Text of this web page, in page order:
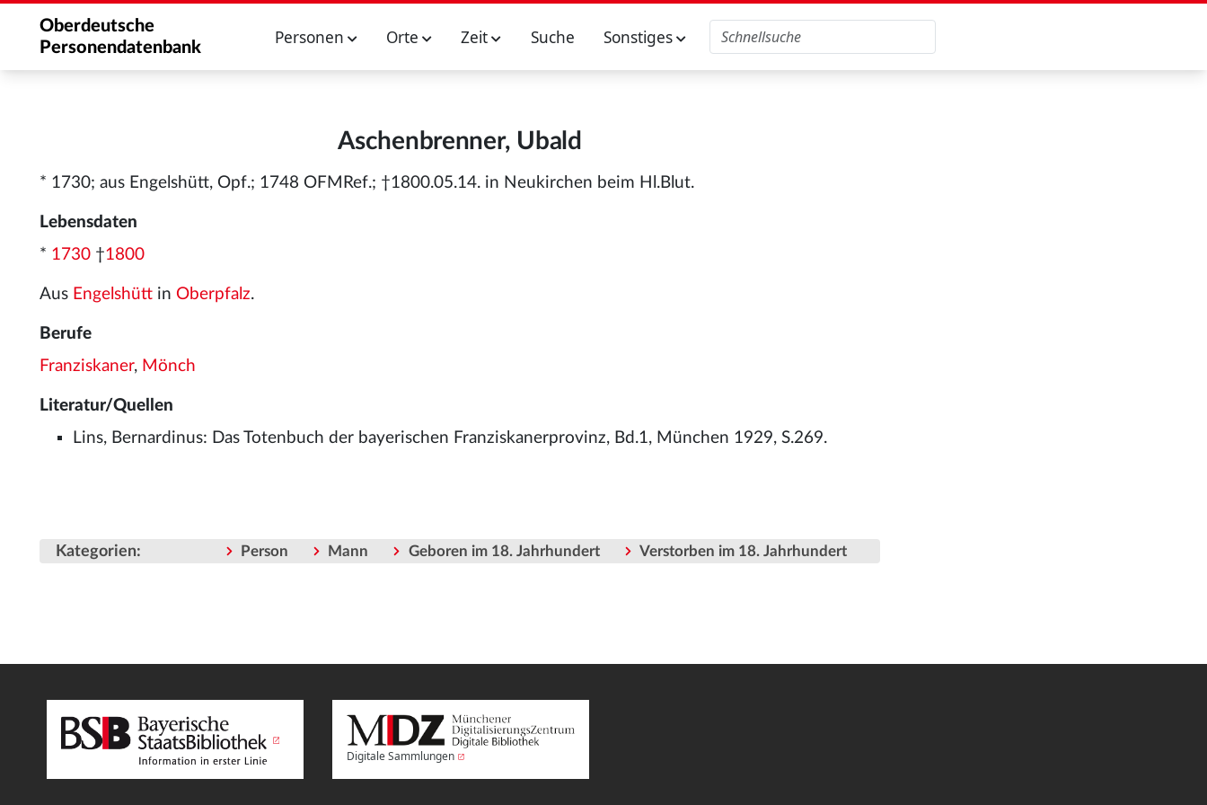
Oberdeutsche
Personendatenbank
Personen Orte Zeit Suche Sonstiges
Aschenbrenner, Ubald
* 1730; aus Engelshütt, Opf.; 1748 OFMRef.; †1800.05.14. in Neukirchen beim Hl.Blut.
Lebensdaten
* 1730 †1800
Aus Engelshütt in Oberpfalz.
Berufe
Franziskaner, Mönch
Literatur/Quellen
Lins, Bernardinus: Das Totenbuch der bayerischen Franziskanerprovinz, Bd.1, München 1929, S.269.
Kategorien: Person Mann Geboren im 18. Jahrhundert Verstorben im 18. Jahrhundert
Digitale Sammlungen